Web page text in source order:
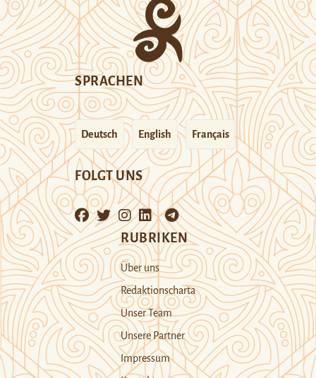
SPRACHEN
Deutsch English Français
FOLGT UNS
RUBRIKEN
Über uns
Redaktionscharta
Unser Team
Unsere Partner
Impressum